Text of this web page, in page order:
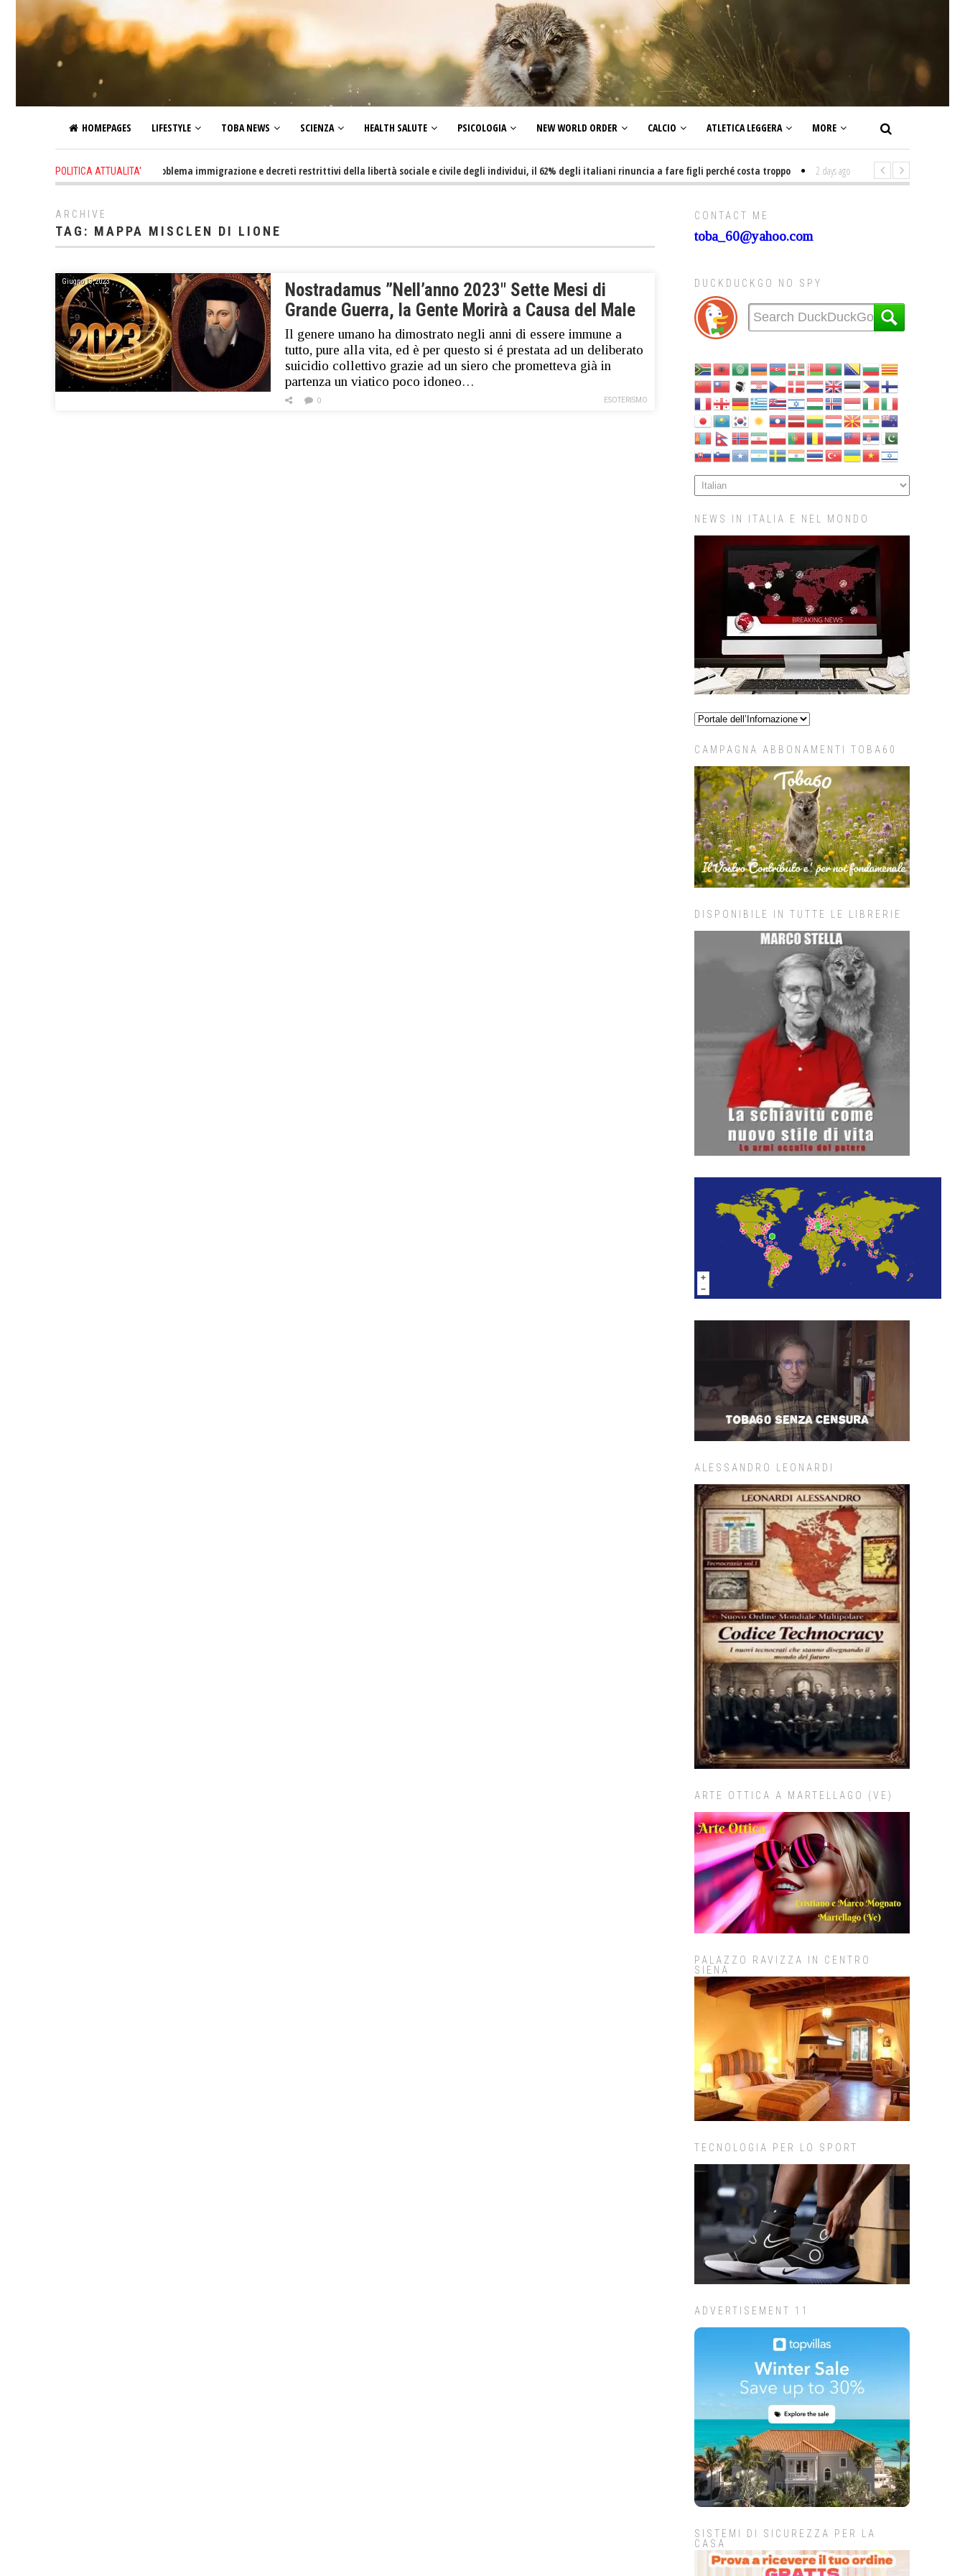
HOMEPAGES LIFESTYLE TOBA NEWS SCIENZA HEALTH SALUTE PSICOLOGIA NEW WORLD ORDER CALCIO ATLETICA LEGGERA MORE
POLITICA ATTUALITA'
1 day ago - Altro che problema immigrazione e decreti restrittivi della libertà sociale e civile degli individui, il 62% degli italiani rinuncia a fare figli perché costa troppo 2 days ago - Non mi interesso di politica
ARCHIVE
TAG: MAPPA MISCLEN DI LIONE
Giugno 13, 2023
Nostradamus ”Nell’anno 2023″ Sette Mesi di
Grande Guerra, la Gente Morirà a Causa del Male
Il genere umano ha dimostrato negli anni di essere immune a
tutto, pure alla vita, ed è per questo si é prestata ad un deliberato
suicidio collettivo grazie ad un siero che prometteva già in
partenza un viatico poco idoneo…
ESOTERISMO
0
CONTACT ME
toba_60@yahoo.com
DUCKDUCKGO NO SPY
NEWS IN ITALIA E NEL MONDO
CAMPAGNA ABBONAMENTI TOBA60
DISPONIBILE IN TUTTE LE LIBRERIE
ALESSANDRO LEONARDI
ARTE OTTICA A MARTELLAGO (VE)
PALAZZO RAVIZZA IN CENTRO
SIENA
TECNOLOGIA PER LO SPORT
ADVERTISEMENT 11
SISTEMI DI SICUREZZA PER LA
CASA